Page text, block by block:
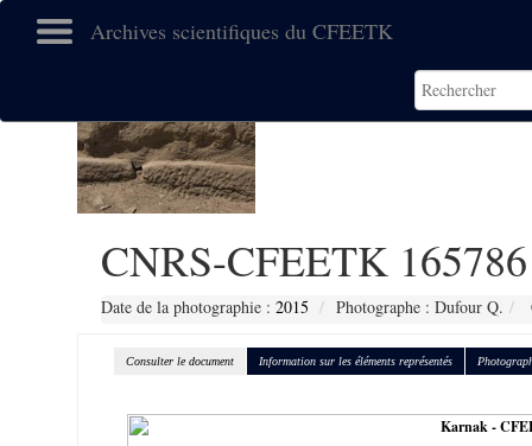
Archives scientifiques du CFEETK
CNRS-CFEETK 165786
Date de la photographie : 2015 Photographe : Dufour Q.
Consulter le document Information sur les éléments représentés